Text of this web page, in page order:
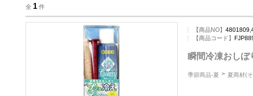
全 1 件
【商品NO】
【商品コード 】
瞬間冷凍おしぼ
季節商品-夏 夏商材(